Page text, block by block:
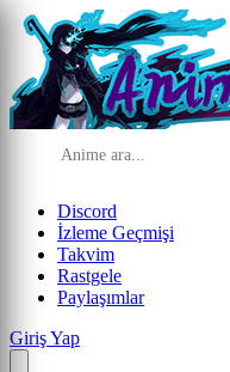
Discord
İzleme Geçmişi
Takvim
Rastgele
Paylaşımlar
Giriş Yap